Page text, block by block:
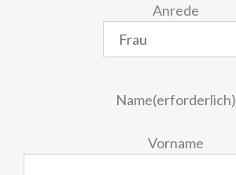
Anrede
Name(erforderlich)
Vorname